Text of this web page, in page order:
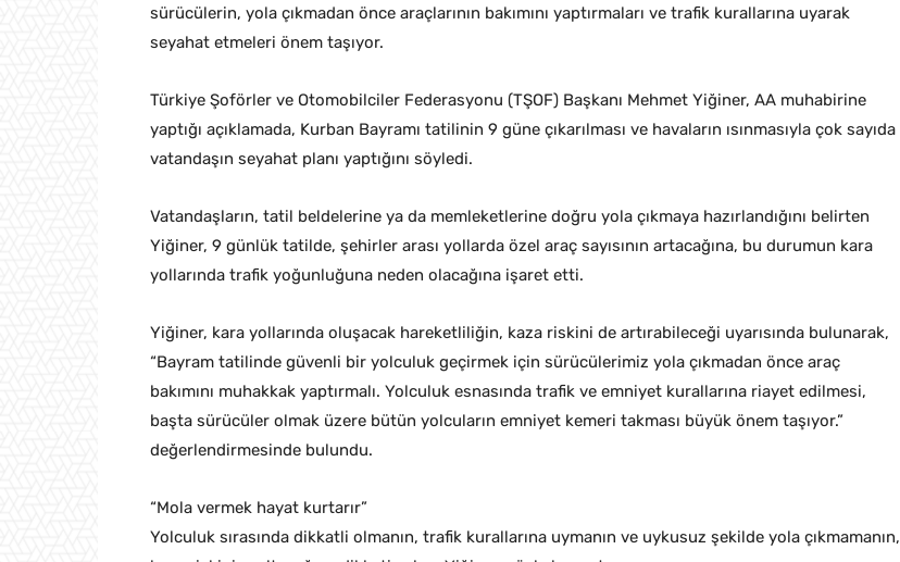
sürücülerin, yola çıkmadan önce araçlarının bakımını yaptırmaları ve trafik kurallarına uyarak
seyahat etmeleri önem taşıyor.
Türkiye Şoförler ve Otomobilciler Federasyonu (TŞOF) Başkanı Mehmet Yiğiner, AA muhabirine
yaptığı açıklamada, Kurban Bayramı tatilinin 9 güne çıkarılması ve havaların ısınmasıyla çok sayıda
vatandaşın seyahat planı yaptığını söyledi.
Vatandaşların, tatil beldelerine ya da memleketlerine doğru yola çıkmaya hazırlandığını belirten
Yiğiner, 9 günlük tatilde, şehirler arası yollarda özel araç sayısının artacağına, bu durumun kara
yollarında trafik yoğunluğuna neden olacağına işaret etti.
Yiğiner, kara yollarında oluşacak hareketliliğin, kaza riskini de artırabileceği uyarısında bulunarak,
“Bayram tatilinde güvenli bir yolculuk geçirmek için sürücülerimiz yola çıkmadan önce araç
bakımını muhakkak yaptırmalı. Yolculuk esnasında trafik ve emniyet kurallarına riayet edilmesi,
başta sürücüler olmak üzere bütün yolcuların emniyet kemeri takması büyük önem taşıyor.”
değerlendirmesinde bulundu.
“Mola vermek hayat kurtarır”
Yolculuk sırasında dikkatli olmanın, trafik kurallarına uymanın ve uykusuz şekilde yola çıkmamanın,